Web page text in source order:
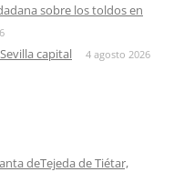
sobre los toldos en
capital 4 agosto 2026
deTejeda de Tiétar,